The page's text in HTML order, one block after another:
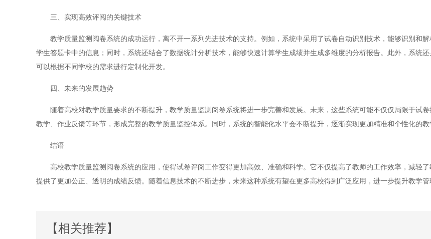
三、实现高效评阅的关键技术
教学质量监测阅卷系统的成功运行，离不开一系列先进技术的支持。例如，系统中采用了试卷自动识别技术，能够识别和解
学生答题卡中的信息；同时，系统还结合了数据统计分析技术，能够快速计算学生成绩并生成多维度的分析报告。此外，系统还
可以根据不同学校的需求进行定制化开发。
四、未来的发展趋势
随着高校对教学质量要求的不断提升，教学质量监测阅卷系统将进一步完善和发展。未来，这些系统可能不仅仅局限于试卷
教学、作业反馈等环节，形成完整的教学质量监控体系。同时，系统的智能化水平会不断提升，逐渐实现更加精准和个性化的教
结语
高校教学质量监测阅卷系统的应用，使得试卷评阅工作变得更加高效、准确和科学。它不仅提高了教师的工作效率，减轻了
提供了更加公正、透明的成绩反馈。随着信息技术的不断进步，未来这种系统有望在更多高校得到广泛应用，进一步提升教学管
【相关推荐】